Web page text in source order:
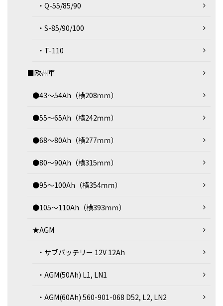
・Q-55/85/90
・S-85/90/100
・T-110
■欧州車
●43～54Ah（横208ｍｍ）
●55～65Ah（横242ｍｍ）
●68～80Ah（横277ｍｍ）
●80～90Ah（横315ｍｍ）
●95～100Ah（横354ｍｍ）
●105～110Ah（横393ｍｍ）
★AGM
・サブバッテリー 12V 12Ah
・AGM(50Ah) L1, LN1
・AGM(60Ah) 560-901-068 D52, L2, LN2